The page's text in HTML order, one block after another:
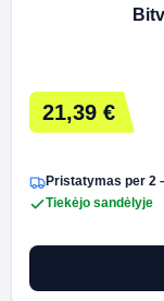
21,39 €
Pristatymas per 2
Tiekėjo sandėlyje